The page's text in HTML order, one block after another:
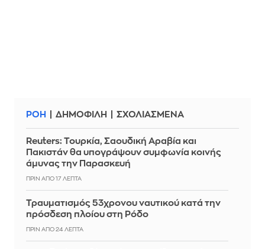
ΡΟΗ ΔΗΜΟΦΙΛΗ ΣΧΟΛΙΑΣΜΕΝΑ
Reuters: Τουρκία, Σαουδική Αραβία και
Πακιστάν θα υπογράψουν συμφωνία κοινής
άμυνας την Παρασκευή
ΠΡΙΝ ΑΠΌ 17 ΛΕΠΤΆ
Τραυματισμός 53χρονου ναυτικού κατά την
πρόσδεση πλοίου στη Ρόδο
ΠΡΙΝ ΑΠΌ 24 ΛΕΠΤΆ